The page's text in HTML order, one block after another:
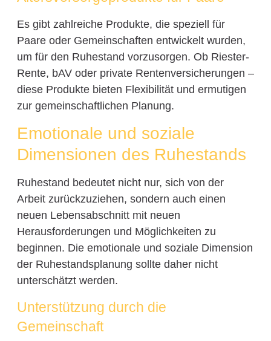
Es gibt zahlreiche Produkte, die speziell für
Paare oder Gemeinschaften entwickelt wurden,
um für den Ruhestand vorzusorgen. Ob Riester-
Rente, bAV oder private Rentenversicherungen –
diese Produkte bieten Flexibilität und ermutigen
zur gemeinschaftlichen Planung.
Emotionale und soziale
Dimensionen des Ruhestands
Ruhestand bedeutet nicht nur, sich von der
Arbeit zurückzuziehen, sondern auch einen
neuen Lebensabschnitt mit neuen
Herausforderungen und Möglichkeiten zu
beginnen. Die emotionale und soziale Dimension
der Ruhestandsplanung sollte daher nicht
unterschätzt werden.
Unterstützung durch die
Gemeinschaft